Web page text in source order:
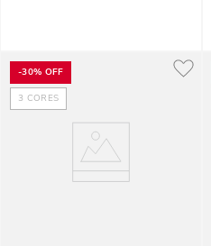
-30% OFF
3 CORES